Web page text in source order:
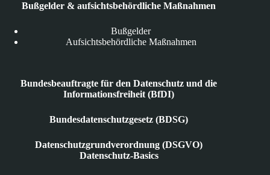
Bußgelder & aufsichtsbehördliche Maßnahmen
Bußgelder
Aufsichtsbehördliche Maßnahmen
Bundesbeauftragte für den Datenschutz und die
Informationsfreiheit (BfDI)
Bundesdatenschutzgesetz (BDSG)
Datenschutzgrundverordnung (DSGVO)
Datenschutz-Basics